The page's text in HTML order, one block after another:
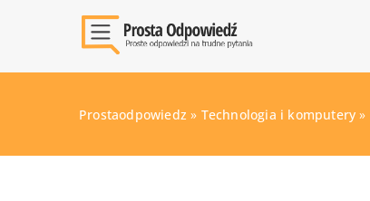
Prostaodpowiedz » Technologia i komputery »